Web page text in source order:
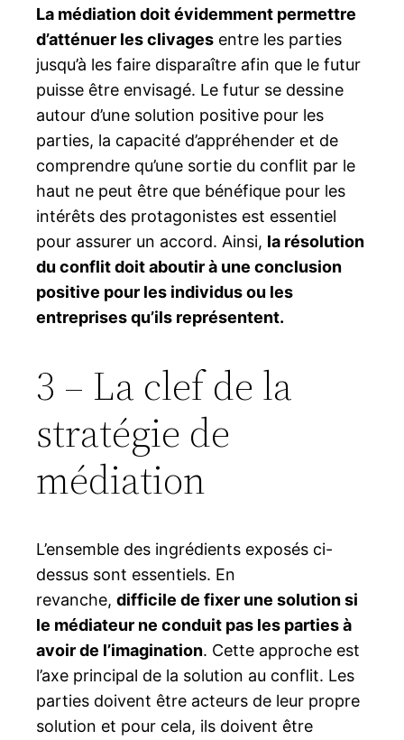
La médiation doit évidemment permettre
d’atténuer les clivages entre les parties
jusqu’à les faire disparaître afin que le futur
puisse être envisagé. Le futur se dessine
autour d’une solution positive pour les
parties, la capacité d’appréhender et de
comprendre qu’une sortie du conflit par le
haut ne peut être que bénéfique pour les
intérêts des protagonistes est essentiel
pour assurer un accord. Ainsi, la résolution
du conflit doit aboutir à une conclusion
positive pour les individus ou les
entreprises qu’ils représentent.
3 – La clef de la
stratégie de
médiation
L’ensemble des ingrédients exposés ci-
dessus sont essentiels. En
revanche,difficile de fixer une solution si
le médiateur ne conduit pas les parties à
avoir de l’imagination. Cette approche est
l’axe principal de la solution au conflit. Les
parties doivent être acteurs de leur propre
solution et pour cela, ils doivent être